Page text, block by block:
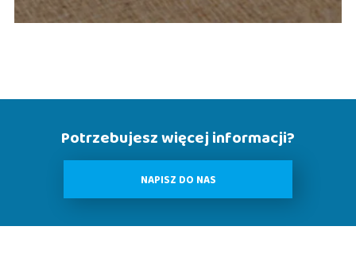
Potrzebujesz więcej informacji?
NAPISZ DO NAS